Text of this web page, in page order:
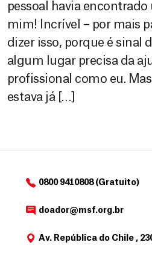
pessoal havia
mim! Incrível – por mais
dizer isso, porque é sinal
algum lugar precisa da
profissional como eu.
estava já […]
0800 9410808 (Gratuito)
doador@msf.org.br
Av. República do Chile ,